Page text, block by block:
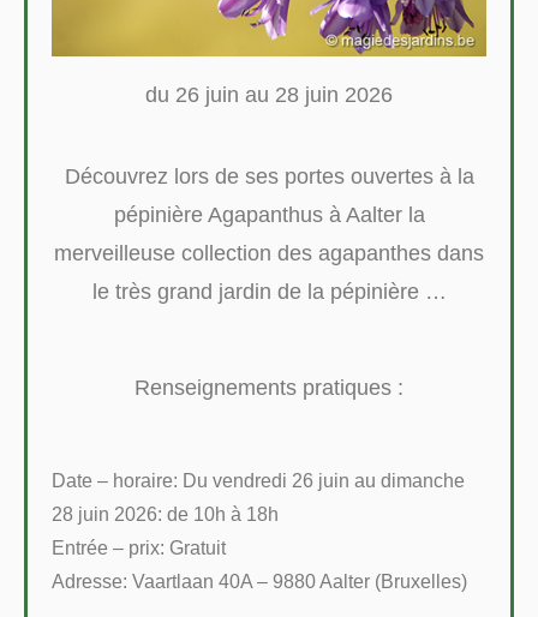
du 26 juin au 28 juin 2026
Découvrez lors de ses portes ouvertes à la
pépinière Agapanthus à Aalter la
merveilleuse collection des agapanthes dans
le très grand jardin de la pépinière …
Renseignements pratiques :
Date – horaire: Du vendredi 26 juin au dimanche
28 juin 2026: de 10h à 18h
Entrée – prix: Gratuit
Adresse: Vaartlaan 40A – 9880 Aalter (Bruxelles)